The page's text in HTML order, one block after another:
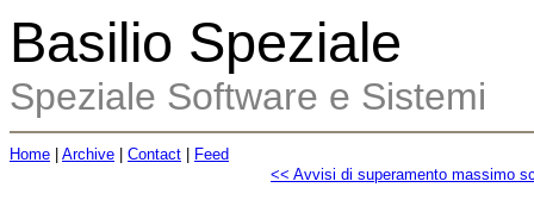
Basilio Speziale
Speziale Software e Sistemi
Home Archive Contact
Feed
<< Avvisi di superamento massimo